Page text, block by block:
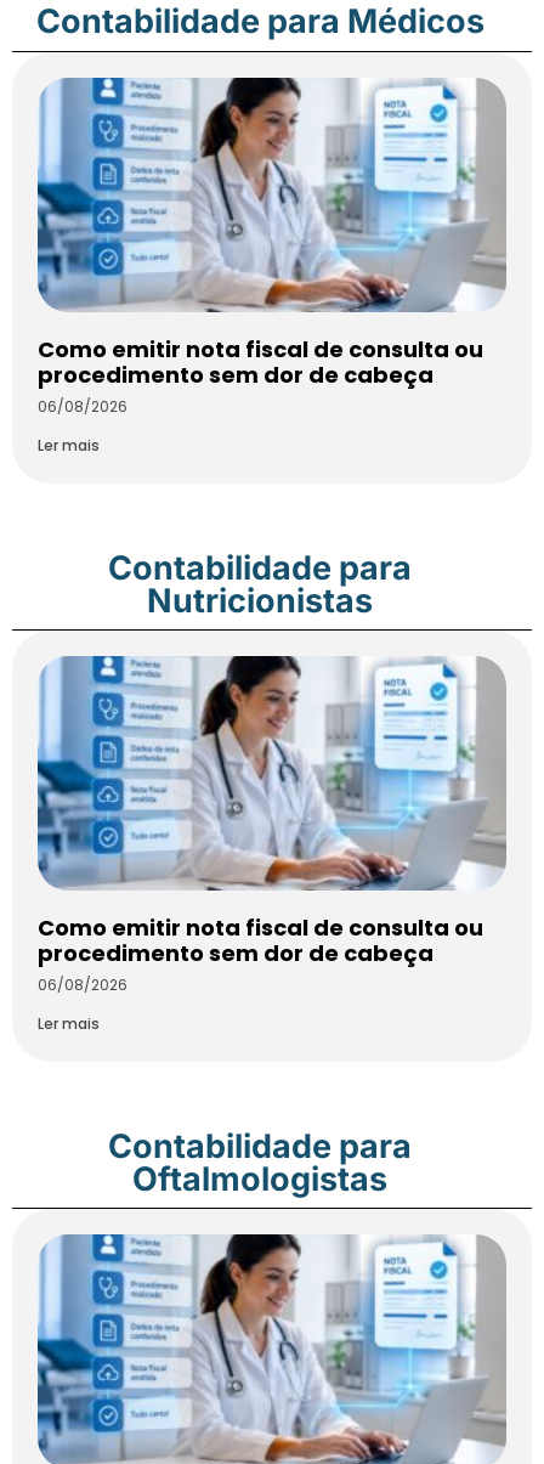
Contabilidade para Médicos
Como emitir nota fiscal de consulta ou
procedimento sem dor de cabeça
06/08/2026
Ler mais
Contabilidade para
Nutricionistas
Como emitir nota fiscal de consulta ou
procedimento sem dor de cabeça
06/08/2026
Ler mais
Contabilidade para
Oftalmologistas